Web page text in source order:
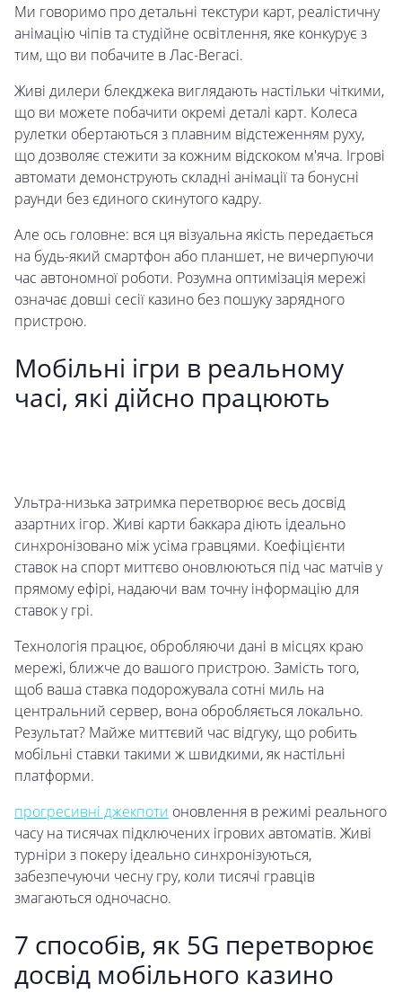
Ми говоримо про детальні текстури карт, реалістичну
анімацію чіпів та студійне освітлення, яке конкурує з
тим, що ви побачите в Лас-Вегасі.
Живі дилери блекджека виглядають настільки чіткими,
що ви можете побачити окремі деталі карт. Колеса
рулетки обертаються з плавним відстеженням руху,
що дозволяє стежити за кожним відскоком м'яча. Ігрові
автомати демонструють складні анімації та бонусні
раунди без єдиного скинутого кадру.
Але ось головне: вся ця візуальна якість передається
на будь-який смартфон або планшет, не вичерпуючи
час автономної роботи. Розумна оптимізація мережі
означає довші сесії казино без пошуку зарядного
пристрою.
Мобільні ігри в реальному
часі, які дійсно працюють
Ультра-низька затримка перетворює весь досвід
азартних ігор. Живі карти баккара діють ідеально
синхронізовано між усіма гравцями. Коефіцієнти
ставок на спорт миттєво оновлюються під час матчів у
прямому ефірі, надаючи вам точну інформацію для
ставок у грі.
Технологія працює, обробляючи дані в місцях краю
мережі, ближче до вашого пристрою. Замість того,
щоб ваша ставка подорожувала сотні миль на
центральний сервер, вона обробляється локально.
Результат? Майже миттєвий час відгуку, що робить
мобільні ставки такими ж швидкими, як настільні
платформи.
прогресивні джекпоти оновлення в режимі реального
часу на тисячах підключених ігрових автоматів. Живі
турніри з покеру ідеально синхронізуються,
забезпечуючи чесну гру, коли тисячі гравців
змагаються одночасно.
7 способів, як 5G перетворює
досвід мобільного казино